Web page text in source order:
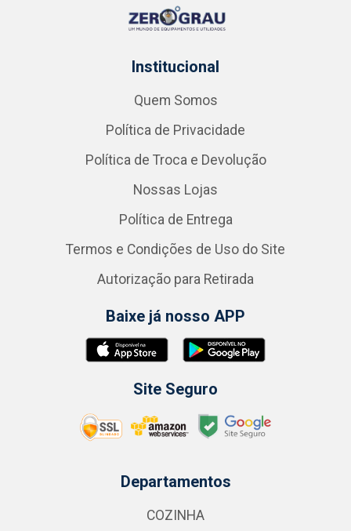
Institucional
Quem Somos
Política de Privacidade
Política de Troca e Devolução
Nossas Lojas
Política de Entrega
Termos e Condições de Uso do Site
Autorização para Retirada
Baixe já nosso APP
Site Seguro
Departamentos
COZINHA